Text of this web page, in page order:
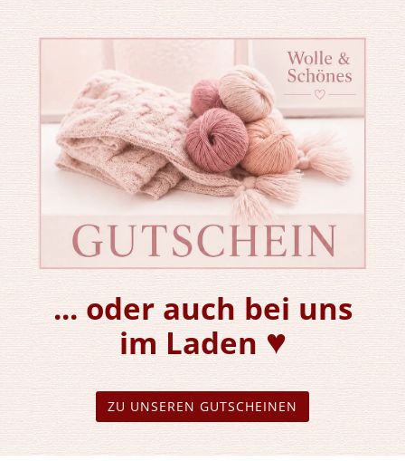
... oder auch bei uns
im Laden♥
ZU UNSEREN GUTSCHEINEN